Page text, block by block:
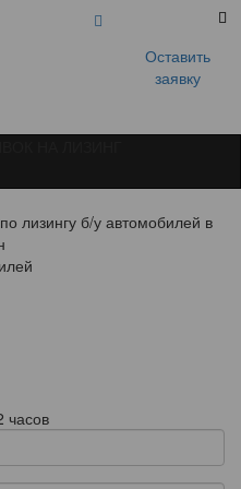
Оставить
заявку
лизингу б/у автомобилей в
часов